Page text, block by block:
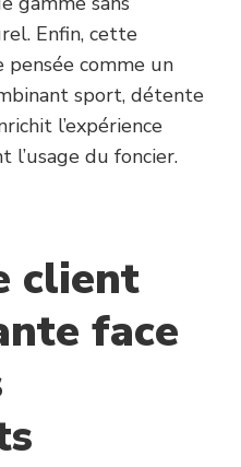
Enfin, cette
comme un
sport, détente
l’expérience
du foncier.
client
face